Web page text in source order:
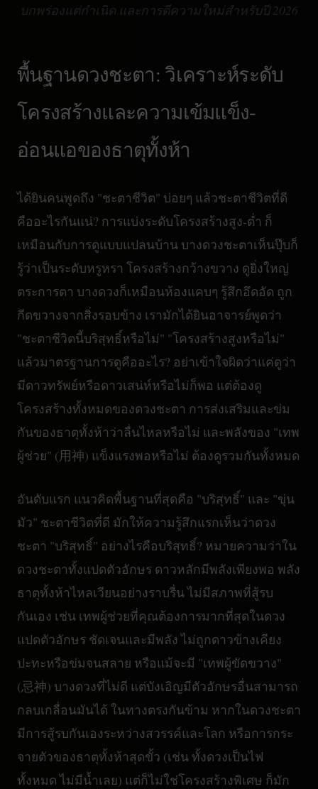
และปี 2026
บกพร่องแต่กำเนิด และการตีความใหม่สำหรับปี 2026
พื้นฐานดวงชะตา: วิเคราะห์ระดับ
โครงสร้างและความเข้มแข็ง-
อ่อนแอของธาตุทั้งห้า
ได้ยินคนพูดถึง "ชะตาชีวิต" บ่อยๆ แล้วชะตาชีวิตที่ดี
คืออะไรกันแน่? การแบ่งระดับโครงสร้างสูง-ต่ำ ก็
เหมือนกับการดูแบบแปลนบ้าน บางดวงชะตาเห็นปุ๊บก็
รู้ว่าเป็นระดับหรูหรา โครงสร้างกว้างขวาง ดูยิ่งใหญ่
ตระการตา บางดวงก็เหมือนห้องแคบๆ รู้สึกอึดอัด ถูก
กีดขวางจากสิ่งรอบข้าง เรามักได้ยินอาจารย์พูดว่า
"ชะตาชีวิตนี้บริสุทธิ์หรือไม่" "โครงสร้างสูงหรือไม่"
แล้วมาตรฐานการดูคืออะไร? อย่าเข้าใจผิดว่าแค่ดูว่า
มีดาวทรัพย์หรือดาวเสน่ห์หรือไม่ก็พอ แต่ต้องดู
โครงสร้างทั้งหมดของดวงชะตา การส่งเสริมและข่ม
กันของธาตุทั้งห้าว่าลื่นไหลหรือไม่ และพลังของ "เทพ
ผู้ช่วย" (用神) แข็งแรงพอหรือไม่ ต้องดูรวมกันทั้งหมด
อันดับแรก แนวคิดพื้นฐานที่สุดคือ "บริสุทธิ์" และ "ขุ่น
มัว" ชะตาชีวิตที่ดี มักให้ความรู้สึกแรกเห็นว่าดวง
ชะตา "บริสุทธิ์" อย่างไรคือบริสุทธิ์? หมายความว่าใน
ดวงชะตาทั้งแปดตัวอักษร ดาวหลักมีพลังเพียงพอ พลัง
ธาตุทั้งห้าไหลเวียนอย่างราบรื่น ไม่มีสภาพที่สู้รบ
กันเอง เช่น เทพผู้ช่วยที่คุณต้องการมากที่สุดในดวง
แปดตัวอักษร ชัดเจนและมีพลัง ไม่ถูกดาวข้างเคียง
ปะทะหรือข่มจนสลาย หรือแม้จะมี "เทพผู้ขัดขวาง"
(忌神) บางดวงที่ไม่ดี แต่บังเอิญมีตัวอักษรอื่นสามารถ
กลบเกลื่อนมันได้ ในทางตรงกันข้าม หากในดวงชะตา
มีการสู้รบกันเองระหว่างสวรรค์และโลก หรือการกระ
จายตัวของธาตุทั้งห้าสุดขั้ว (เช่น ทั้งดวงเป็นไฟ
ทั้งหมด ไม่มีน้ำเลย) แต่ก็ไม่ใช่โครงสร้างพิเศษ ก็มัก